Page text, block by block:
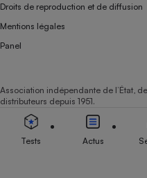
Droits de reproduction et de diffusion
Mentions légales
Panel
Association indépendante de l’État,
distributeurs depuis 1951.
Tests Actus